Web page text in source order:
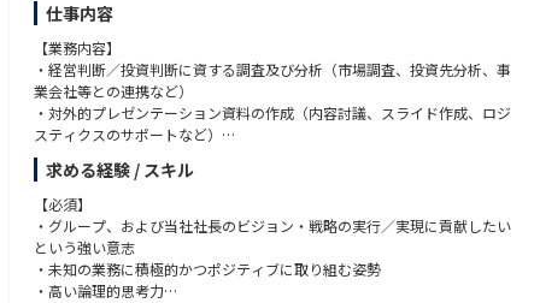
■課題
・上記の第四段階では、例えば、以下のような取組みが求められており、
内部監査部門においては監査手法をG-SIFIs水準に上げるべく、
専門人材の確保が急務（社外からの採用及び社内の人材育成）。
①加速する環境変化等に対応するべく、リスク変動を即時に把握し、必要
に応じて監査を速やかに実施するとともに、
的な監査手法）の整備
②ITインフラ整備及びデータ分析を始めとするITを活用した監査手法の高
度化
③コンダクトリスク低減向けた、従業員の行動に影響を与える企業文化に
関する監査
④経営環境の変化に対応した予測とそれに基づく助言
仕事内容
【業務内容】
・経営判断／投資判断に資する調査及び分析（市場調査、投資先分析、事
業会社等との連携など）
・対外的プレゼンテーション資料の作成（内容討議、スライド作成、ロジ
スティクスのサポートなど）
・その他、グループ中長期戦略目標の実現に向けた重要案件の企画、立
案、推進
【本ポジションの魅力】
社長の直轄組織として、
・グループのビジョン・戦略の実行／実現への貢献
・世界的テクノロジー企業の幹部や各国の政府関係者等との折衝への貢献
求める経験 / スキル
【必須】
・グループ、および当社社長のビジョン・戦略の実行／実現に貢献したい
という強い意志
・未知の業務に積極的かつポジティブに取り組む姿勢
・高い論理的思考力